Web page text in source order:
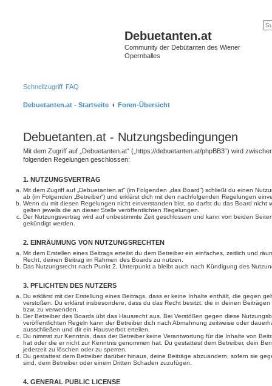
Debuetanten.at
Community der Debütanten des Wiener
Opernballes
Schnellzugriff FAQ
Debuetanten.at - Startseite Foren-Übersicht
Debuetanten.at - Nutzungsbedingungen
Mit dem Zugriff auf „Debuetanten.at“ („https://debuetanten.at/phpBB3“) wird
folgenden Regelungen geschlossen:
1. NUTZUNGSVERTRAG
Mit dem Zugriff auf „Debuetanten.at“ (im Folgenden „das Board“) schließt du einen
ab (im Folgenden „Betreiber“) und erklärst dich mit den nachfolgenden Regelungen
Wenn du mit diesen Regelungen nicht einverstanden bist, so darfst du das Board nicht
gelten jeweils die an dieser Stelle veröffentlichten Regelungen.
Der Nutzungsvertrag wird auf unbestimmte Zeit geschlossen und kann von beiden
gekündigt werden.
2. EINRÄUMUNG VON NUTZUNGSRECHTEN
Mit dem Erstellen eines Beitrags erteilst du dem Betreiber ein einfaches, zeitlich und
Recht, deinen Beitrag im Rahmen des Boards zu nutzen.
Das Nutzungsrecht nach Punkt 2, Unterpunkt a bleibt auch nach Kündigung des
3. PFLICHTEN DES NUTZERS
Du erklärst mit der Erstellung eines Beitrags, dass er keine Inhalte enthält, die gegen
verstoßen. Du erklärst insbesondere, dass du das Recht besitzt, die in deinen
bzw. zu verwenden.
Der Betreiber des Boards übt das Hausrecht aus. Bei Verstößen gegen diese
veröffentlichten Regeln kann der Betreiber dich nach Abmahnung zeitweise oder
ausschließen und dir ein Hausverbot erteilen.
Du nimmst zur Kenntnis, dass der Betreiber keine Verantwortung für die Inhalte von
hat oder die er nicht zur Kenntnis genommen hat. Du gestattest dem Betreiber, dein
jederzeit zu löschen oder zu sperren.
Du gestattest dem Betreiber darüber hinaus, deine Beiträge abzuändern, sofern sie
sind, dem Betreiber oder einem Dritten Schaden zuzufügen.
4. GENERAL PUBLIC LICENSE